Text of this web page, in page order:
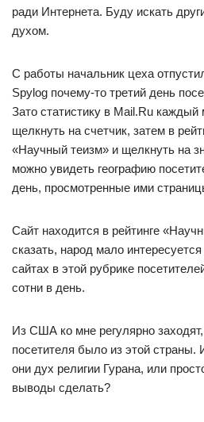
ради Интернета. Буду искать
духом.
С работы начальник цеха
Spylog почему-то третий день
Зато статистику в Mail.Ru
щелкнуть на счетчик, затем в
«Научный теизм» и щелкнуть на
можно увидеть географию
день, просмотренные ими
Сайт находится в рейтинге
сказать, народ мало
сайтах в этой рубрике
сотни в день.
Из США ко мне регулярно
посетителя было из этой страны.
они дух религии Гурана, или
выводы сделать?